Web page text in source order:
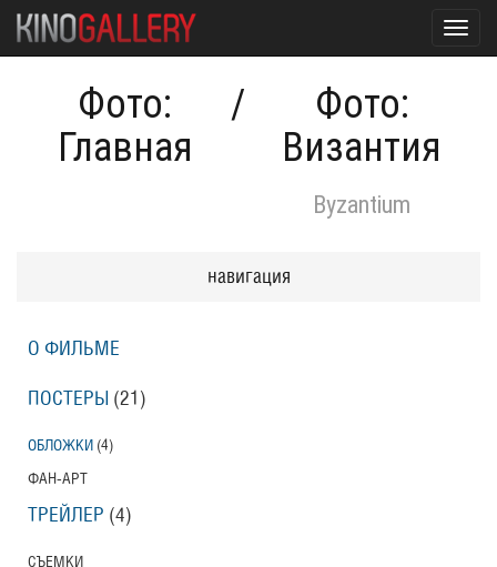
Фото:
Главная
/
Фото:
Византия
Byzantium
навигация
О ФИЛЬМЕ
ПОСТЕРЫ (21)
ОБЛОЖКИ (4)
ФАН-АРТ
ТРЕЙЛЕР (4)
СЪЕМКИ